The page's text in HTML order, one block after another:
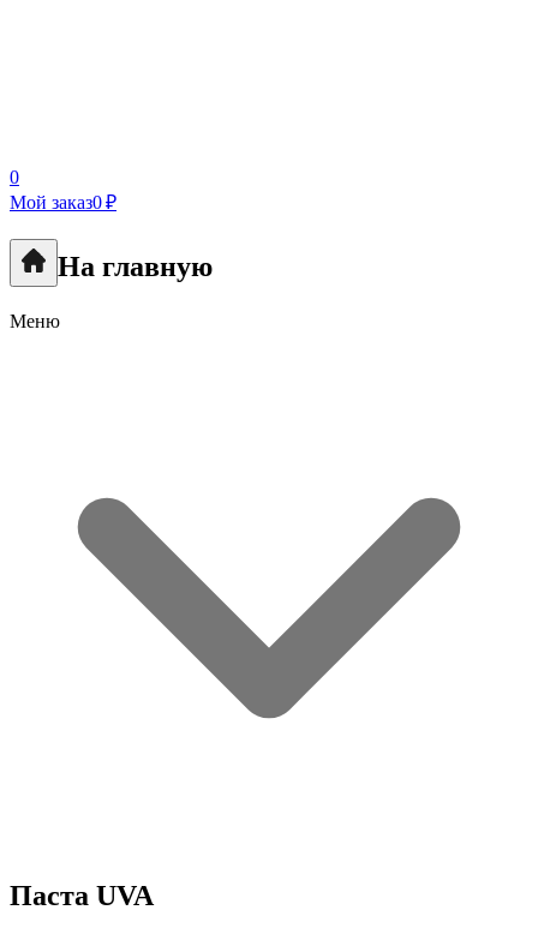
0
Мой заказ0 ₽
На главную
Меню
Паста UVA